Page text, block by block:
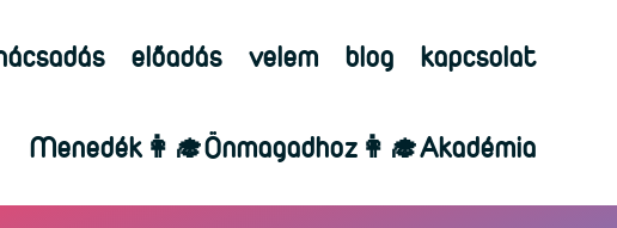
előadás velem blog kapcsolat
Menedék👩‍🎓Önmagadhoz👩‍🎓Akadémia